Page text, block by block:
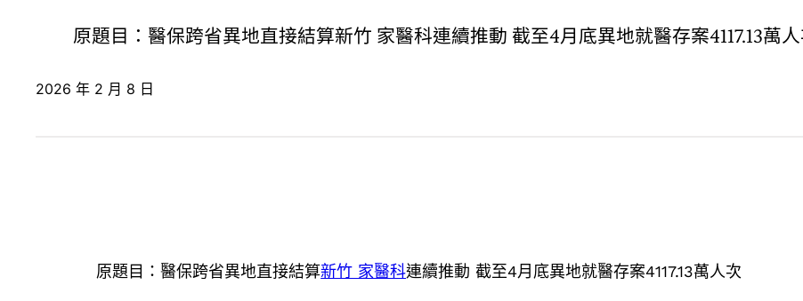
原題目：醫保跨省異地直接結算新竹 家醫科連續推動 截至4月底異地就醫存案4117.13
2026 年 2 月 8 日
原題目：醫保跨省異地直接結算新竹 家醫科連續推動 截至4月底異地就醫存案4117.13萬人次